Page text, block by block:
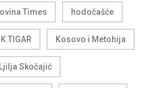
Times hodočašće
TIGAR Kosovo i Metohija
Ljilja Skočajić